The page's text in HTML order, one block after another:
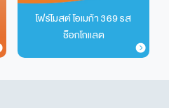
โฟร์โมสต์ โอเมก้า 369 รส
ช็อกโกแลต